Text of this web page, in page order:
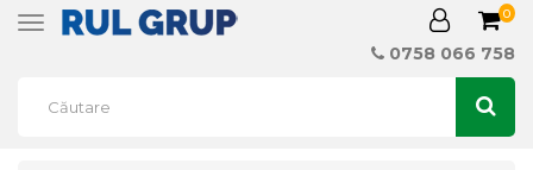
Toggle
0
0758 066 758